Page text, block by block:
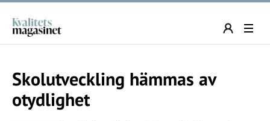
Skolutveckling hämmas av
otydlighet